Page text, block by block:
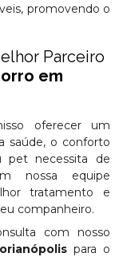
promovendo o
Parceiro
em
oferecer um
saúde, o conforto
pet necessita de
nossa equipe
tratamento e
companheiro.
com nosso
para o